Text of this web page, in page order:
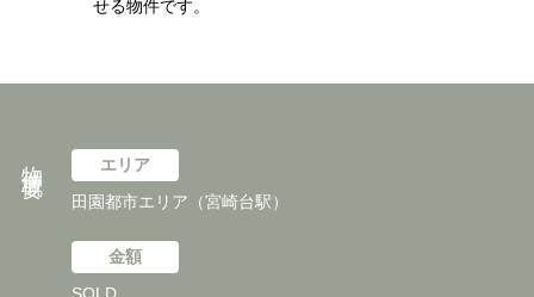
せる物件です。
エリア
田園都市エリア（宮崎台駅）
金額
SOLD